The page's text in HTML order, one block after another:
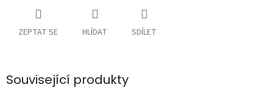
ZEPTAT SE HLÍDAT SDÍLET
Související produkty